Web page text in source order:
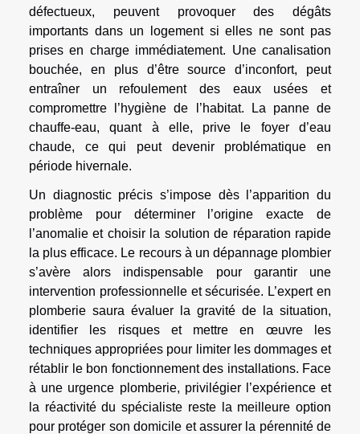
défectueux, peuvent provoquer des dégâts
importants dans un logement si elles ne sont pas
prises en charge immédiatement. Une canalisation
bouchée, en plus d’être source d’inconfort, peut
entraîner un refoulement des eaux usées et
compromettre l’hygiène de l’habitat. La panne de
chauffe-eau, quant à elle, prive le foyer d’eau
chaude, ce qui peut devenir problématique en
période hivernale.
Un diagnostic précis s’impose dès l’apparition du
problème pour déterminer l’origine exacte de
l’anomalie et choisir la solution de réparation rapide
la plus efficace. Le recours à un dépannage plombier
s’avère alors indispensable pour garantir une
intervention professionnelle et sécurisée. L’expert en
plomberie saura évaluer la gravité de la situation,
identifier les risques et mettre en œuvre les
techniques appropriées pour limiter les dommages et
rétablir le bon fonctionnement des installations. Face
à une urgence plomberie, privilégier l’expérience et
la réactivité du spécialiste reste la meilleure option
pour protéger son domicile et assurer la pérennité de